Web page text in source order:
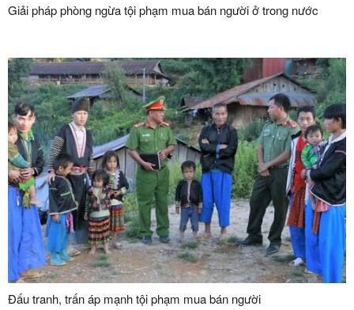
Giải pháp phòng ngừa tội phạm mua bán người ở trong nước
Đấu tranh, trấn áp mạnh tội phạm mua bán người